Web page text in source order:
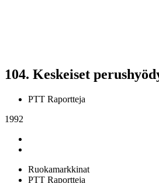
104. Keskeiset
PTT Raportteja
1992
Ruokamarkkinat
PTT Raportteja